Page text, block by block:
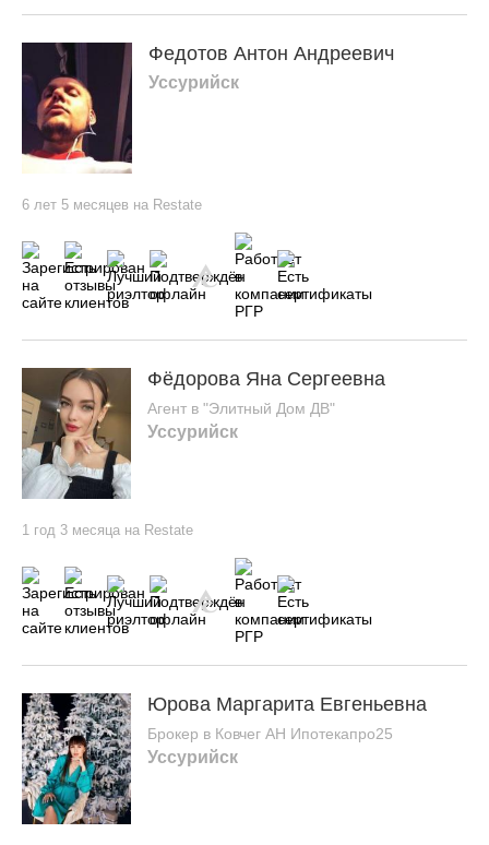
Федотов Антон Андреевич
Уссурийск
6 лет 5 месяцев на Restate
Фёдорова Яна Сергеевна
Агент в "Элитный Дом ДВ"
Уссурийск
1 год 3 месяца на Restate
Юрова Маргарита Евгеньевна
Брокер в Ковчег АН Ипотекапро25
Уссурийск